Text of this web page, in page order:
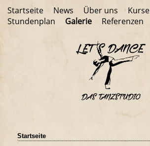
Startseite News Über uns
Kurse
Stundenplan
Galerie Referenzen
Startseite